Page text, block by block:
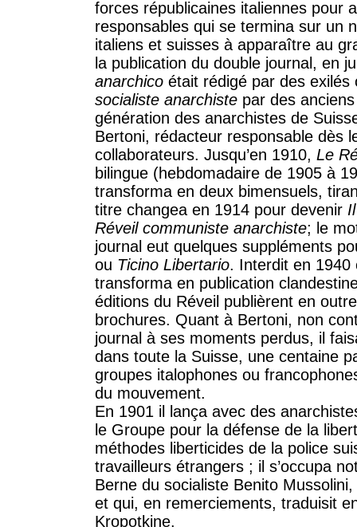
forces républicaines italiennes pour
responsables qui se termina sur un
italiens et suisses à apparaître au
la publication du double journal, en
anarchico était rédigé par des
socialiste anarchiste par des
génération des anarchistes de
Bertoni, rédacteur responsable dès
collaborateurs. Jusqu’en 1910, Le
bilingue (hebdomadaire de 1905 à
transforma en deux bimensuels,
titre changea en 1914 pour devenir
Réveil communiste anarchiste; le
journal eut quelques suppléments
ou Ticino Libertario. Interdit en 1940
transforma en publication
éditions du Réveil publièrent en
brochures. Quant à Bertoni, non
journal à ses moments perdus, il
dans toute la Suisse, une centaine
groupes italophones ou
du mouvement.
En 1901 il lança avec des
le Groupe pour la défense de la
méthodes liberticides de la police
travailleurs étrangers ; il s’occupa
Berne du socialiste Benito
et qui, en remerciements, traduisit
Kropotkine.